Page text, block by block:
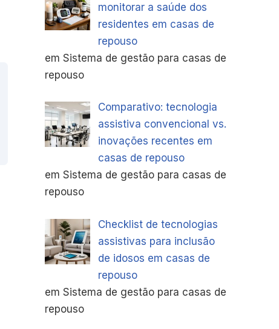
monitorar a saúde dos
residentes em casas de
repouso
em Sistema de gestão para casas de
repouso
Comparativo: tecnologia
assistiva convencional vs.
inovações recentes em
casas de repouso
em Sistema de gestão para casas de
repouso
Checklist de tecnologias
assistivas para inclusão
de idosos em casas de
repouso
em Sistema de gestão para casas de
repouso